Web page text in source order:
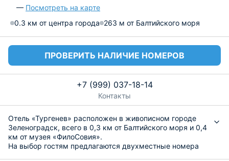
— Посмотреть на карте
0.3 км от центра города 263 м от Балтийского моря
ПРОВЕРИТЬ НАЛИЧИЕ НОМЕРОВ
+7 (999) 037-18-14
Контакты
Отель «Тургенев» расположен в живописном городе
Зеленоградск, всего в 0,3 км от Балтийского моря и 0,4
км от музея «ФилоСовия».
На выбор гостям предлагаются двухместные номера